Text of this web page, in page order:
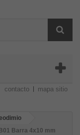
contacto mapa sitio
Barra 4x10 mm